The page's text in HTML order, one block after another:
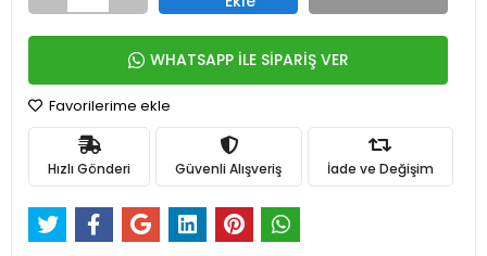
WHATSAPP İLE SİPARİŞ VER
Favorilerime ekle
Hızlı Gönderi Güvenli Alışveriş İade ve Değişim